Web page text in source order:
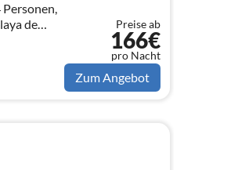
de
Preise ab
166€
pro Nacht
Zum Angebot